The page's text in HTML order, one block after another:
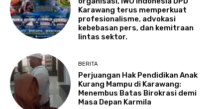
Karawang terus memperkuat
profesionalisme, advokasi
kebebasan pers, dan kemitraan
lintas sektor.
BERITA
Perjuangan Hak Pendidikan Anak
Kurang Mampu di Karawang:
Menembus Batas Birokrasi demi
Masa Depan Karmila